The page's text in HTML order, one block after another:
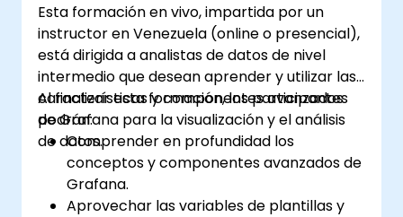
Esta formación en vivo, impartida por un
instructor en Venezuela (online o presencial),
está dirigida a analistas de datos de nivel
intermedio que desean aprender y utilizar las
características y componentes avanzados
de Grafana para la visualización y el análisis
de datos.
Al finalizar esta formación, los participantes
podrán:
Comprender en profundidad los
conceptos y componentes avanzados de
Grafana.
Aprovechar las variables de plantillas y